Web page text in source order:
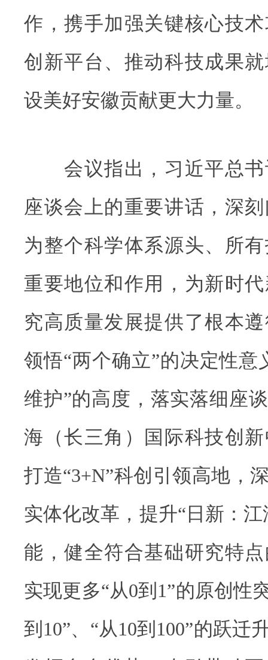
作，携手加强关键核心技
创新平台、推动科技成果
设美好安徽贡献更大力量。
会议指出，习近平总书
座谈会上的重要讲话，深
为整个科学体系源头、所
重要地位和作用，为新时
究高质量发展提供了根本
领悟“两个确立”的决定性意
维护”的高度，落实落细座
海（长三角）国际科技创
打造“3+N”科创引领高地，
实体化改革，提升“日新：
能，健全符合基础研究特
实现更多“从0到1”的原创性
到10”、“从10到100”的跃迁